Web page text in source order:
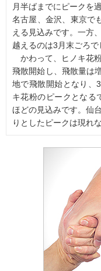
月半ばまでにピークを
名古屋、金沢、東京で
える見込みです。一方
越えるのは3月末ごろで
かわって、ヒノキ花
飛散開始し、飛散量は
地で飛散開始となり、
キ花粉のピークとなる
ほどの見込みです。仙
りとしたピークは現れ